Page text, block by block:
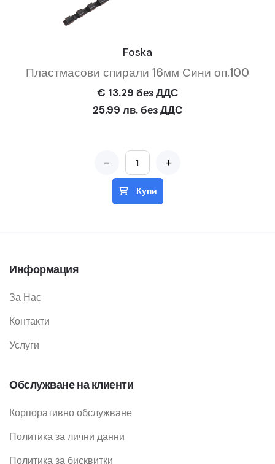
Foska
Пластмасови спирали 16мм Сини оп.100
€ 13.29 без ДДС
25.99 лв. без ДДС
- +
Купи
Информация
За Нас
Контакти
Услуги
Обслужване на клиенти
Корпоративно обслужване
Политика за лични данни
Политика за бисквитки